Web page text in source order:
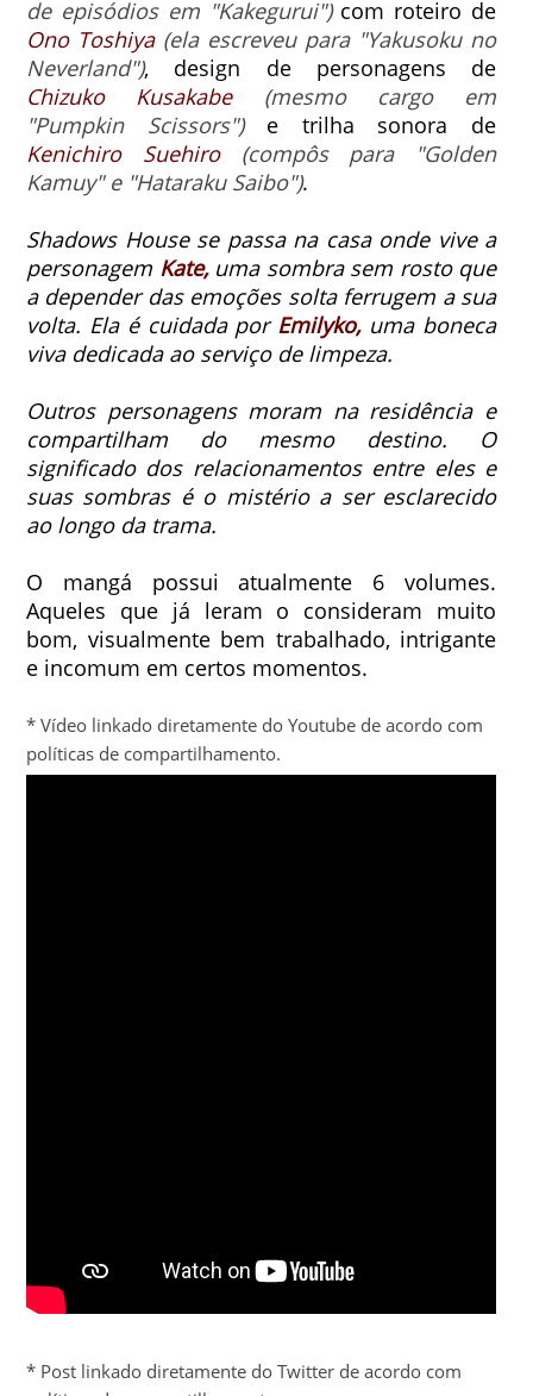
de episódios em "Kakegurui")com roteiro de
Ono Toshiya (ela escreveu para "Yakusoku no
Neverland"), design de personagens de
Chizuko Kusakabe
(mesmo cargo em
"Pumpkin Scissors")e trilha sonora de
Kenichiro Suehiro
(compôs para "Golden
Kamuy" e "Hataraku Saibo").
Shadows House se passa na casa onde vive a
personagem Kate,uma sombra sem rosto que
a depender das emoções solta ferrugem a sua
volta. Ela é cuidada por Emilyko,uma boneca
viva dedicada ao serviço de limpeza.
Outros personagens moram na residência e
compartilham do mesmo destino. O
significado dos relacionamentos entre eles e
suas sombras é o mistério a ser esclarecido
ao longo da trama.
O mangá possui atualmente 6 volumes.
Aqueles que já leram o consideram muito
bom, visualmente bem trabalhado, intrigante
e incomum em certos momentos.
* Vídeo linkado diretamente do Youtube de acordo com
políticas de compartilhamento.
* Post linkado diretamente do Twitter de acordo com